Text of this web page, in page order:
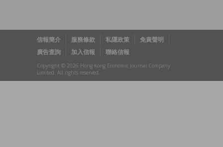
信報簡介 服務條款 私隱政策
免責聲明
廣告查詢
加入信報 聯絡信報
Copyright © 2026 Hong Kong Economic Journal Company
Limited. All rights reserved.